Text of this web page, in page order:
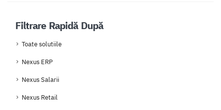
Filtrare Rapidă După
Toate solutiile
Nexus ERP
Nexus Salarii
Nexus Retail